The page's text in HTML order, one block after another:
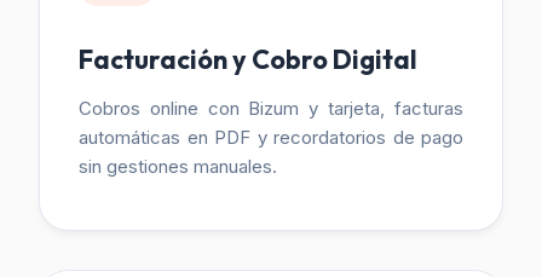
Facturación y Cobro Digital
Cobros online con Bizum y tarjeta, facturas
automáticas en PDF y recordatorios de pago
sin gestiones manuales.